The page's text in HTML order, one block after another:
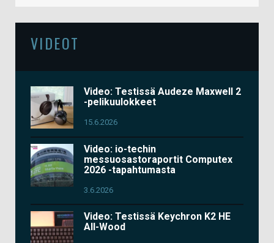
VIDEOT
Video: Testissä Audeze Maxwell 2
-pelikuulokkeet
15.6.2026
Video: io-techin
messuosastoraportit Computex
2026 -tapahtumasta
3.6.2026
Video: Testissä Keychron K2 HE
All-Wood